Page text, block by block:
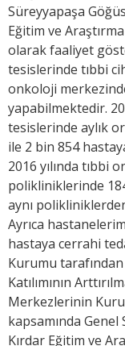
Süreyyapaşa
Eğitim ve
olarak faaliyet
tesislerinde tıbbi
onkoloji
yapabilmektedir.
tesislerinde aylık
ile 2 bin 854
2016 yılında tıbbi
polikliniklerinde
aynı
Ayrıca
hastaya cerrahi
Kurumu
Katılımının
Merkezlerinin
kapsamında
Kırdar Eğitim ve